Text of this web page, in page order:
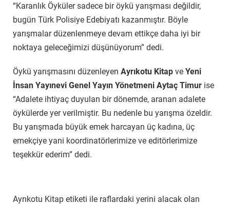
“Karanlık Öyküler sadece bir öykü yarışması değildir,
bugün Türk Polisiye Edebiyatı kazanmıştır. Böyle
yarışmalar düzenlenmeye devam ettikçe daha iyi bir
noktaya geleceğimizi düşünüyorum” dedi.
Öykü yarışmasını düzenleyen Ayrıkotu Kitap ve Yeni
İnsan Yayınevi Genel Yayın Yönetmeni Aytaç Timur ise
“Adalete ihtiyaç duyulan bir dönemde, aranan adalete
öykülerde yer verilmiştir. Bu nedenle bu yarışma özeldir.
Bu yarışmada büyük emek harcayan üç kadına, üç
emekçiye yani koordinatörlerimize ve editörlerimize
teşekkür ederim” dedi.
Ayrıkotu Kitap etiketi ile raflardaki yerini alacak olan